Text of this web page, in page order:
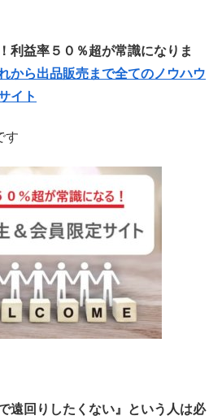
利益率５０％超が常識になりま
から出品販売まで全てのノウハウ
イト
す
遠回りしたくない』という人は必